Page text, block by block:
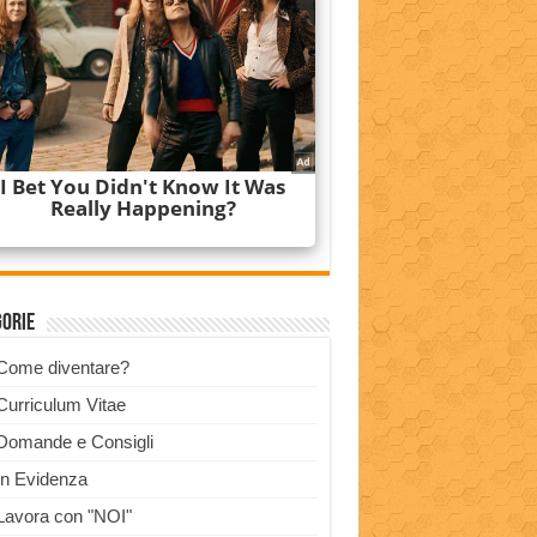
diventare?
Vitae
e Consigli
Evidenza
con "NOI"